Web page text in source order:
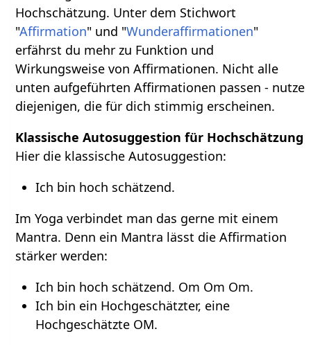
Hochschätzung. Unter dem Stichwort
"Affirmation" und "Wunderaffirmationen"
erfährst du mehr zu Funktion und
Wirkungsweise von Affirmationen. Nicht alle
unten aufgeführten Affirmationen passen - nutze
diejenigen, die für dich stimmig erscheinen.
Klassische Autosuggestion für Hochschätzung
Hier die klassische Autosuggestion:
Ich bin hoch schätzend.
Im Yoga verbindet man das gerne mit einem
Mantra. Denn ein Mantra lässt die Affirmation
stärker werden:
Ich bin hoch schätzend. Om Om Om.
Ich bin ein Hochgeschätzter, eine
Hochgeschätzte OM.